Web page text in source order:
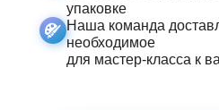
упаковке
Наша команда
необходимое
для мастер-класса к